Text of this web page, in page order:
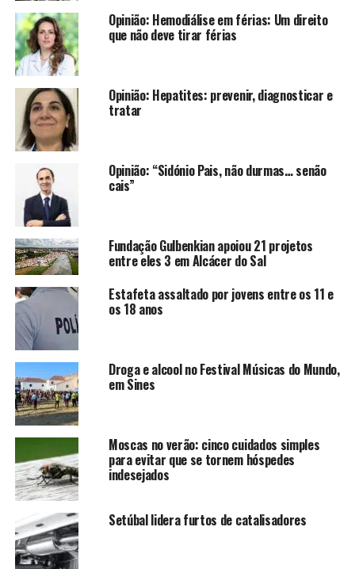
Opinião: Hemodiálise em férias: Um direito
que não deve tirar férias
Opinião: Hepatites: prevenir, diagnosticar e
tratar
Opinião: “Sidónio Pais, não durmas… senão
cais”
Fundação Gulbenkian apoiou 21 projetos
entre eles 3 em Alcácer do Sal
Estafeta assaltado por jovens entre os 11 e
os 18 anos
Droga e alcool no Festival Músicas do Mundo,
em Sines
Moscas no verão: cinco cuidados simples
para evitar que se tornem hóspedes
indesejados
Setúbal lidera furtos de catalisadores